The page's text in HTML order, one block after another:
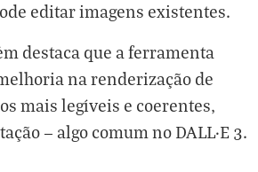
editar imagens existentes.
destaca que a ferramenta
na renderização de
mais legíveis e coerentes,
— algo comum no DALL·E 3.